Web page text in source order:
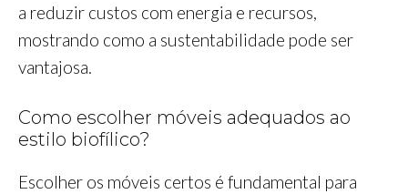
a reduzir custos com energia e recursos,
mostrando como a sustentabilidade pode ser
vantajosa.
Como escolher móveis adequados ao
estilo biofílico?
Escolher os móveis certos é fundamental para